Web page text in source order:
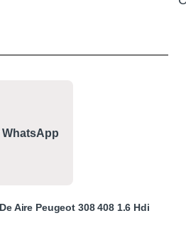
Aire Peugeot 308 408 1.6 Hdi